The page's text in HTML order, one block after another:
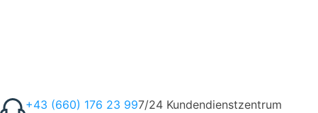
+43 (660) 176 23 997/24 Kundendienstzentrum